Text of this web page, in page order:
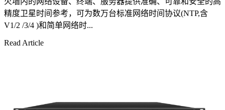
精度卫星时间参考，可为数万台标准网络时间协议(NTP,含
V1/2 /3/4 )和简单网络时...
Read Article